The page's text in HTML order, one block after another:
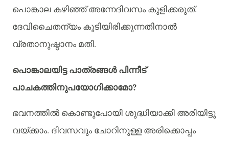
പൊങ്കാല കഴിഞ്ഞ് അന്നേദിവസം കുളിക്കരുത്.
ദേവിചൈതന്യം കൂടിയിരിക്കുന്നതിനാൽ
വ്രതാനുഷ്ഠാനം മതി.
പൊങ്കാലയിട്ട പാത്രങ്ങൾ പിന്നീട്
പാചകത്തിനുപയോഗിക്കാമോ?
ഭവനത്തിൽ കൊണ്ടുപോയി ശുദ്ധിയാക്കി അരിയിട്ടു
വയ്ക്കാം. ദിവസവും ചോറിനുള്ള അരിക്കൊപ്പം